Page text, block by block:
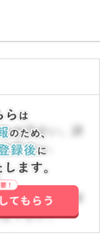
せ下さい。詳
下さい。
せ下さい。詳
下さい。